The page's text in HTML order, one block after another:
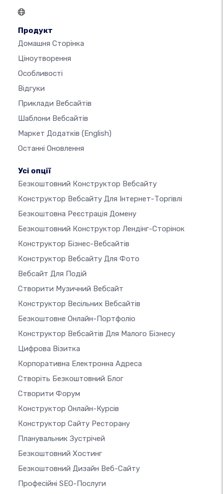
Продукт
Домашня Сторінка
Ціноутворення
Особливості
Відгуки
Приклади Вебсайтів
Шаблони Вебсайтів
Маркет Додатків (English)
Останні Оновлення
Усі опції
Безкоштовний Конструктор Вебсайту
Конструктор Вебсайту Для Інтернет-Торгівлі
Безкоштовна Реєстрація Домену
Безкоштовний Конструктор Лендінг-Сторінок
Конструктор Бізнес-Вебсайтів
Конструктор Вебсайту Для Фото
Вебсайт Для Подій
Створити Музичний Вебсайт
Конструктор Весільних Вебсайтів
Безкоштовне Онлайн-Портфоліо
Конструктор Вебсайтів Для Малого Бізнесу
Цифрова Візитка
Корпоративна Електронна Адреса
Створіть Безкоштовний Блог
Створити Форум
Конструктор Онлайн-Курсів
Конструктор Сайту Ресторану
Планувальник Зустрічей
Безкоштовний Хостинг
Безкоштовний Дизайн Веб-Сайту
Професійні SEO-Послуги